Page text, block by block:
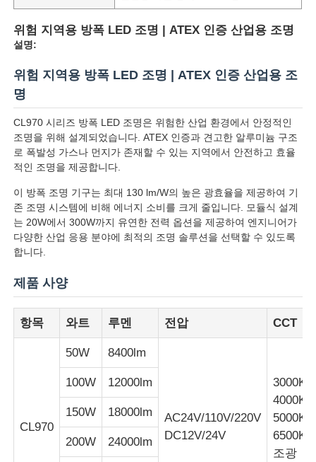
제품 소개
위험 지역용 방폭 LED 조명 | ATEX 인증 산업용 조명
설명:
위험 지역용 방폭 LED 조명 | ATEX 인증 산업용 조
명
CL970 시리즈 방폭 LED 조명은 위험한 산업 환경에서 안정적인
조명을 위해 설계되었습니다. ATEX 인증과 견고한 알루미늄 구조
로 폭발성 가스나 먼지가 존재할 수 있는 지역에서 안전하고 효율
적인 조명을 제공합니다.
이 방폭 조명 기구는 최대 130 lm/W의 높은 광효율을 제공하여 기
존 조명 시스템에 비해 에너지 소비를 크게 줄입니다. 모듈식 설계
는 20W에서 300W까지 유연한 전력 옵션을 제공하여 엔지니어가
다양한 산업 응용 분야에 최적의 조명 솔루션을 선택할 수 있도록
합니다.
제품 사양
항목 와트 루멘 전압 CCT
CL970
50W 8400lm
AC24V/110V/220V
DC12V/24V
3000K
4000K
5000K
6500K
조광
100W 12000lm
150W 18000lm
200W 24000lm